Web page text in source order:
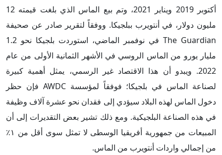
أكتوبر 2019 ويناير 2021، وتم بيع الماس الذي بلغت قيمته 12
مليون دولار، في أنتويرب ببلجيكا. ووفقاً لتقرير صادر عن صحيفة
The Guardian في نوفمبر الماضي، استوردت بلجيكا نحو 1.2
مليار يورو من الماس الروسي في الأشهر الثمانية الأولى من عام
2022. ويبدو أن هذا الاقتصاد غير الرسمي، يمثل أهمية كبيرة
لصناعة الماس في بلجيكا؛ فوفقاً لمؤسسة AWDC فإن حظر
دخول الماس لهذه البلاد سيؤدي إلى فقدان نحو عشرة آلاف وظيفة
في هذه الصناعة البلجيكية. ومع ذلك تشير بعض التقديرات إلى أن
المبيعات من جمهورية أفريقيا الوسطى لا تمثل سوى أقل من ١٪
من إجمالي واردات أنتويرب من الماس.